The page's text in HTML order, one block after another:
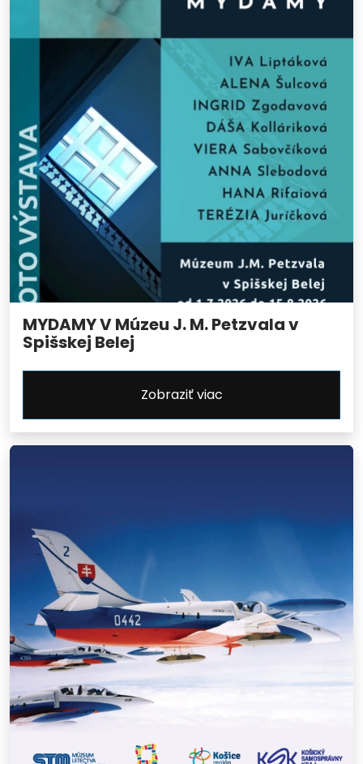
MYDAMY V Múzeu J. M. Petzvala v
Spišskej Belej
Zobraziť viac